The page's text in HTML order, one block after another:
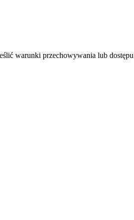
warunki przechowywania lub